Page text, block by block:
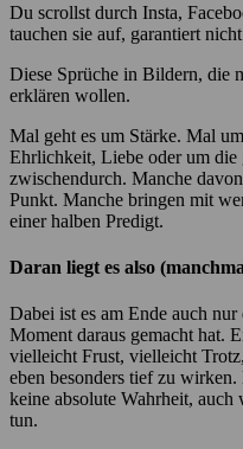
Du scrollst durch Insta,
tauchen sie auf, garantiert
Diese Sprüche in Bildern, die
erklären wollen.
Mal geht es um Stärke. Mal
Ehrlichkeit, Liebe oder um die
zwischendurch. Manche
Punkt. Manche bringen mit
einer halben Predigt.
Daran liegt es also
Dabei ist es am Ende auch
Moment daraus gemacht hat.
vielleicht Frust, vielleicht
eben besonders tief zu
keine absolute Wahrheit,
tun.